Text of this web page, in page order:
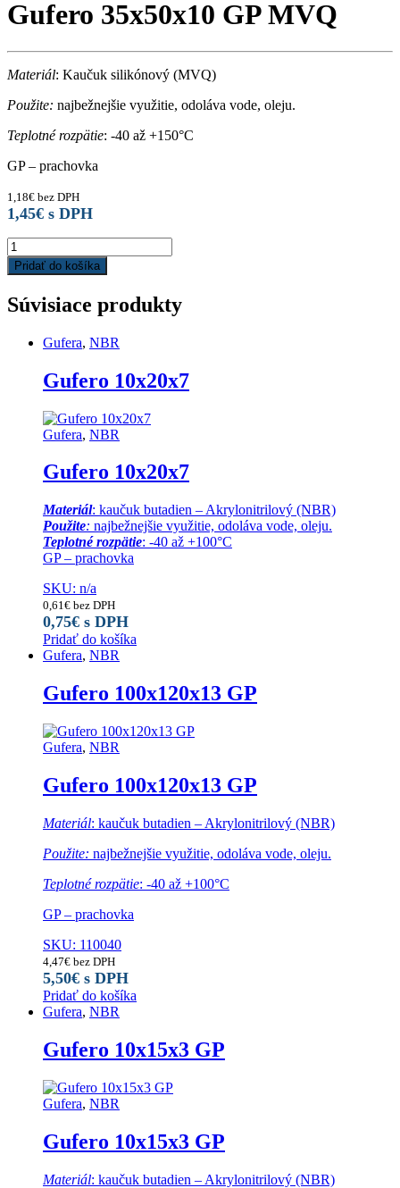
Gufero 35x50x10 GP MVQ
Materiál: Kaučuk silikónový (MVQ)
Použite: najbežnejšie využitie, odoláva vode, oleju.
Teplotné rozpätie: -40 až +150°C
GP – prachovka
1,18€ bez DPH
1,45€ s DPH
Gufero
35x50x10
GP
quantity
Pridať do košíka
Súvisiace produkty
Gufera, NBR
Gufero 10x20x7
Gufera, NBR
Gufero 10x20x7
Materiál: kaučuk butadien – Akrylonitrilový (NBR)
Použite: najbežnejšie využitie, odoláva vode, oleju.
Teplotné rozpätie: -40 až +100°C
GP – prachovka
SKU: n/a
0,61€ bez DPH
0,75€ s DPH
Pridať do košíka
Gufera, NBR
Gufero 100x120x13 GP
Gufera, NBR
Gufero 100x120x13 GP
Materiál: kaučuk butadien – Akrylonitrilový (NBR)
Použite: najbežnejšie využitie, odoláva vode, oleju.
Teplotné rozpätie: -40 až +100°C
GP – prachovka
SKU: 110040
4,47€ bez DPH
5,50€ s DPH
Pridať do košíka
Gufera, NBR
Gufero 10x15x3 GP
Gufera, NBR
Gufero 10x15x3 GP
Materiál: kaučuk butadien – Akrylonitrilový (NBR)